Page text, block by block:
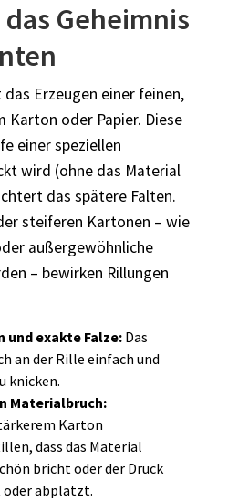
das Geheimnis
Erzeugen einer feinen,
Karton oder Papier. Diese
einer speziellen
wird (ohne das Material
das spätere Falten.
steiferen Kartonen – wie
außergewöhnliche
– bewirken Rillungen
und exakte Falze:Das
an der Rille einfach und
knicken.
Materialbruch:
Karton
dass das Material
bricht oder der Druck
oder abplatzt.